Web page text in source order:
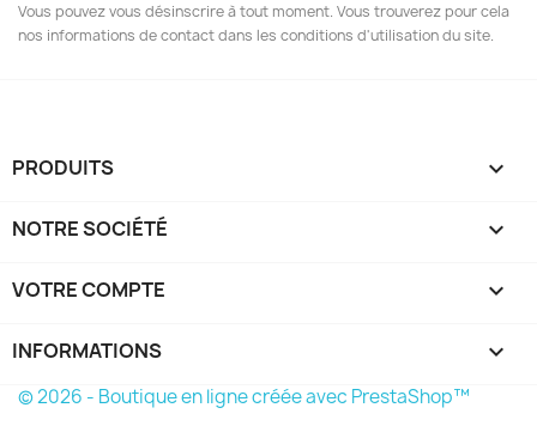
Vous pouvez vous désinscrire à tout moment. Vous trouverez pour cela
nos informations de contact dans les conditions d'utilisation du site.
PRODUITS 
NOTRE SOCIÉTÉ 
VOTRE COMPTE 
INFORMATIONS keyboard_arrow_down
© 2026 - Boutique en ligne créée avec PrestaShop™